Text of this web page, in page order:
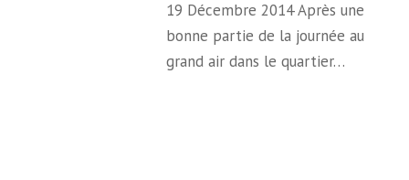
19 Décembre 2014 Après une
bonne partie de la journée au
grand air dans le quartier…